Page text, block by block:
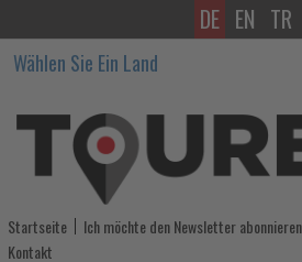
Waldorf
Astoria
London
Admiralty
DE EN TR
Wählen Sie Ein Land
Startseite Ich möchte den Newsletter abonnieren
Kontakt